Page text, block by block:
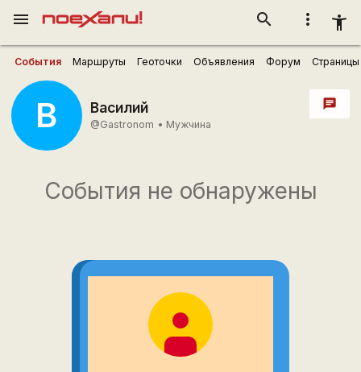
more_vert accessibility_new
search
menu
События Маршруты Геоточки Объявления Форум Страницы
В Василий
@Gastronom • Мужчина
chat
События не обнаружены